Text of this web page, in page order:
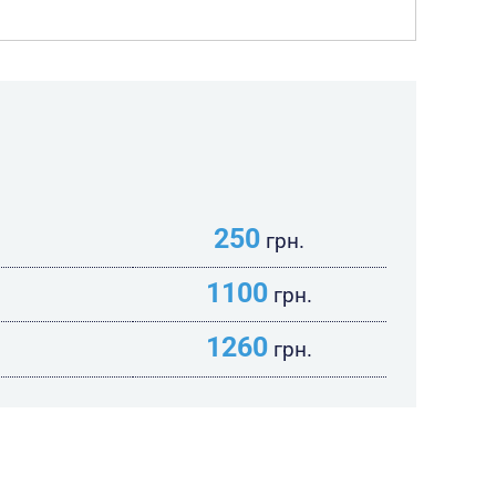
250 грн.
1100 грн.
1260 грн.